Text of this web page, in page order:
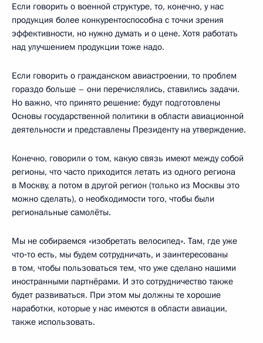
Если говорить о военной структуре, то, конечно, у нас
продукция более конкурентоспособна с точки зрения
эффективности, но нужно думать и о цене. Хотя работать
над улучшением продукции тоже надо.
Если говорить о гражданском авиастроении, то проблем
гораздо больше – они перечислялись, ставились задачи.
Но важно, что принято решение: будут подготовлены
Основы государственной политики в области авиационной
деятельности и представлены Президенту на утверждение.
Конечно, говорили о том, какую связь имеют между собой
регионы, что часто приходится летать из одного региона
в Москву, а потом в другой регион (только из Москвы это
можно сделать), о необходимости того, чтобы были
региональные самолёты.
Мы не собираемся «изобретать велосипед». Там, где уже
что‑то есть, мы будем сотрудничать, и заинтересованы
в том, чтобы пользоваться тем, что уже сделано нашими
иностранными партнёрами. И это сотрудничество также
будет развиваться. При этом мы должны те хорошие
наработки, которые у нас имеются в области авиации,
также использовать.